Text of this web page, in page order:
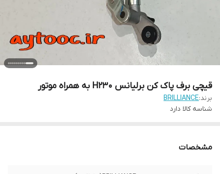
قیچی برف پاک کن برلیانس H230 به همراه موتور
برند:BRILLIANCE
شناسه کالا دارد
مشخصات